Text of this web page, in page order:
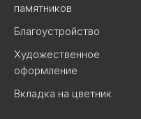
памятников
Благоустройство
Художественное
оформление
Вкладка на цветник